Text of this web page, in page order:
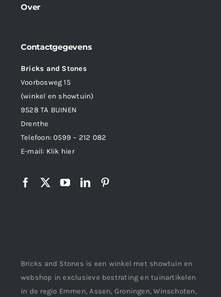
Over
Contactgegevens
Bricks and Stones
Voorbosweg 15
(winkel en showtuin)
9528 TA BUINEN
Drenthe
Telefoon:0599 – 212 082
E-mail: Klik hier
Bricks and Stones is een winkel met showtuin en
webshop in exclusieve bestrating en tuinartikelen
in de regio Emmen, Assen, Groningen, Winschoten,